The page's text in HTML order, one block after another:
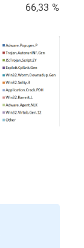
66,33 %